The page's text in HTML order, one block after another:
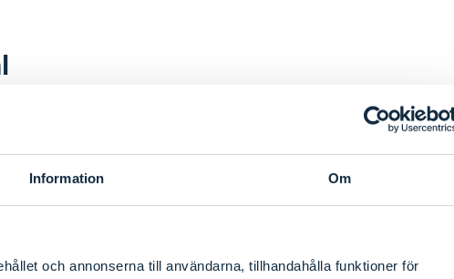
Information Om
och annonserna till användarna, tillhandahålla funktioner för
Netron
2024_dobbelsidig oppslag_1+2+1